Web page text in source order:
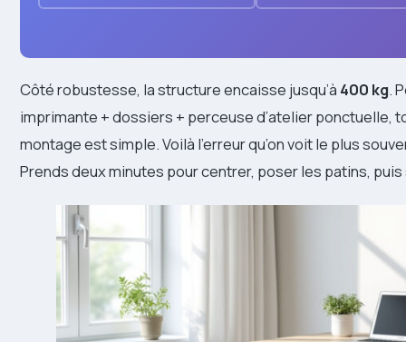
Côté robustesse, la structure encaisse jusqu’à 400 kg.
imprimante + dossiers + perceuse d’atelier ponctuelle,
montage est simple. Voilà l’erreur qu’on voit le plus
Prends deux minutes pour centrer, poser les patins,